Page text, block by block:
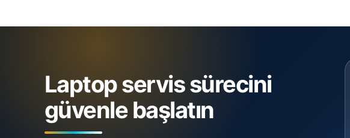
Laptop servis sürecini
güvenle başlatın